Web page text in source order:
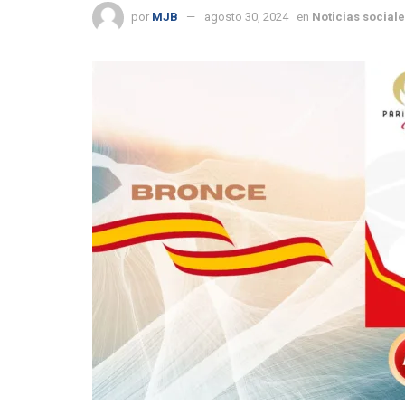
por MJB agosto 30, 2024 en Noticias